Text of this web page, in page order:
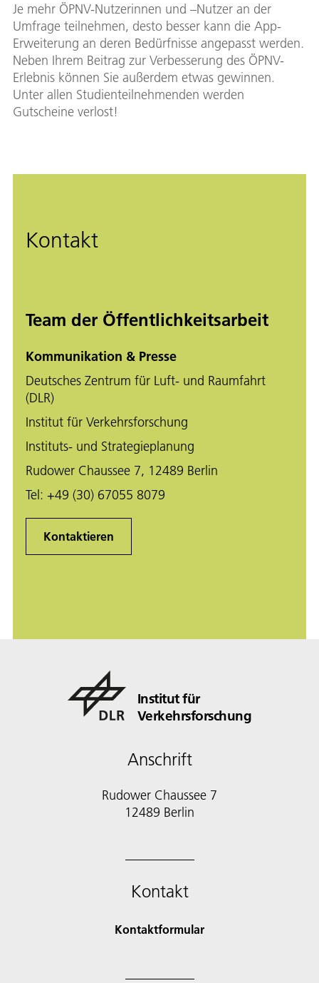
Je mehr ÖPNV-Nutzerinnen und –Nutzer an der
Umfrage teilnehmen, desto besser kann die App-
Erweiterung an deren Bedürfnisse angepasst werden.
Neben Ihrem Beitrag zur Verbesserung des ÖPNV-
Erlebnis können Sie außerdem etwas gewinnen.
Unter allen Studienteilnehmenden werden
Gutscheine verlost!
Kontakt
Team der Öffentlichkeitsarbeit
Kommunikation & Presse
Deutsches Zentrum für Luft- und Raumfahrt
(DLR)
Institut für Verkehrsforschung
Instituts- und Strategieplanung
Rudower Chaussee 7, 12489 Berlin
Tel: +49 (30) 67055 8079
Kontaktieren
Institut für
Verkehrsforschung
Anschrift
Rudower Chaussee 7
12489 Berlin
Kontakt
Kontaktformular